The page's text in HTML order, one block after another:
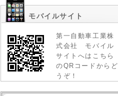
モバイルサイト
第一自動車工業株
式会社 モバイル
サイトへはこちら
のQRコードからど
うぞ！